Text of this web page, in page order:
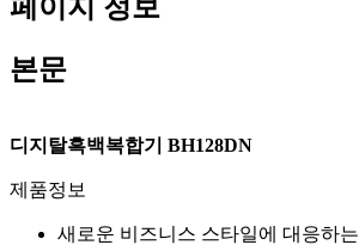
페이지 정보
본문
디지탈흑백복합기 BH128DN
제품정보
새로운 비즈니스 스타일에 대응하